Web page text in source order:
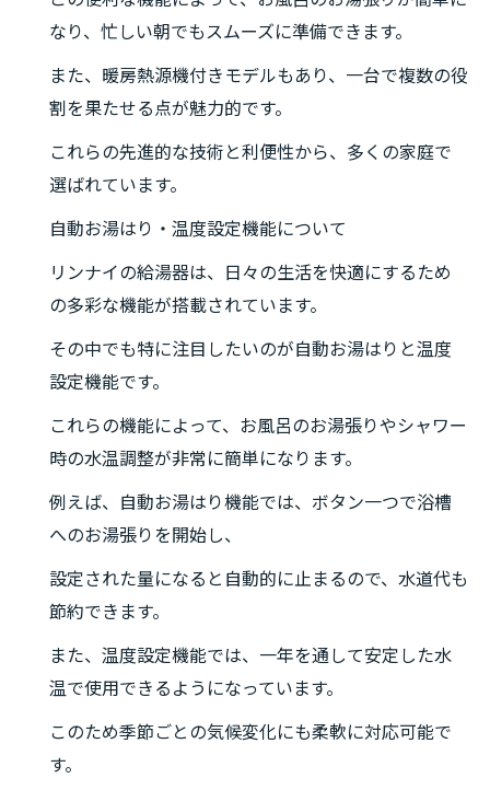
なり、忙しい朝でもスムーズに準備できます。
また、暖房熱源機付きモデルもあり、一台で複数の役
割を果たせる点が魅力的です。
これらの先進的な技術と利便性から、多くの家庭で
選ばれています。
自動お湯はり・温度設定機能について
リンナイの給湯器は、日々の生活を快適にするため
の多彩な機能が搭載されています。
その中でも特に注目したいのが自動お湯はりと温度
設定機能です。
これらの機能によって、お風呂のお湯張りやシャワー
時の水温調整が非常に簡単になります。
例えば、自動お湯はり機能では、ボタン一つで浴槽
へのお湯張りを開始し、
設定された量になると自動的に止まるので、水道代も
節約できます。
また、温度設定機能では、一年を通して安定した水
温で使用できるようになっています。
このため季節ごとの気候変化にも柔軟に対応可能で
す。